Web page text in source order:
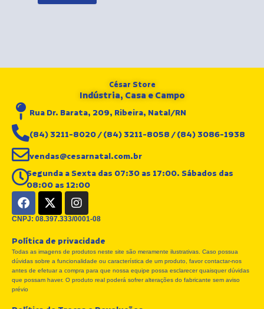
César Store
Indústria, Casa e Campo
Rua Dr. Barata, 209, Ribeira, Natal/RN
(84) 3211-8020 / (84) 3211-8058 / (84) 3086-1938
vendas@cesarnatal.com.br
Segunda a Sexta das 07:30 as 17:00. Sábados das
08:00 as 12:00
F
a
c
b
o
o
k
X
-
t
i
t
t
e
I
n
s
a
g
r
a
CNPJ: 08.397.333/0001-08
Política de privacidade
Todas as imagens de produtos neste site são meramente ilustrativas. Caso possua
dúvidas sobre a funcionalidade ou característica de um produto, favor contactar-nos
antes de efetuar a compra para que nossa equipe possa esclarecer quaisquer dúvidas
que possam haver. O produto real poderá sofrer alterações do fabricante sem aviso
prévio